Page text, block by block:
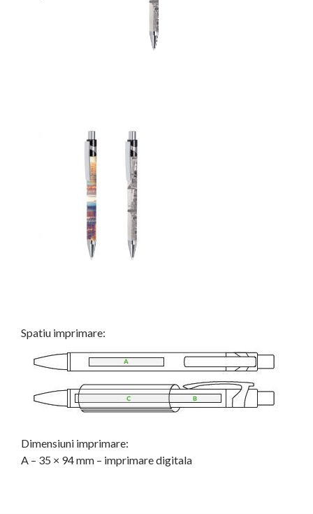
Spatiu imprimare:
Dimensiuni imprimare:
A – 35 × 94 mm – imprimare digitala